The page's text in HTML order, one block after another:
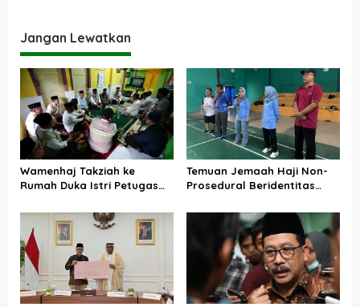
Jangan Lewatkan
Wamenhaj Takziah ke
Rumah Duka Istri Petugas
Penghormatan atas
Amanah yang Tetap
Ditunaikan
Temuan Jemaah Haji Non-
Prosedural Beridentitas
Kami Tunggu Arahan Pusat